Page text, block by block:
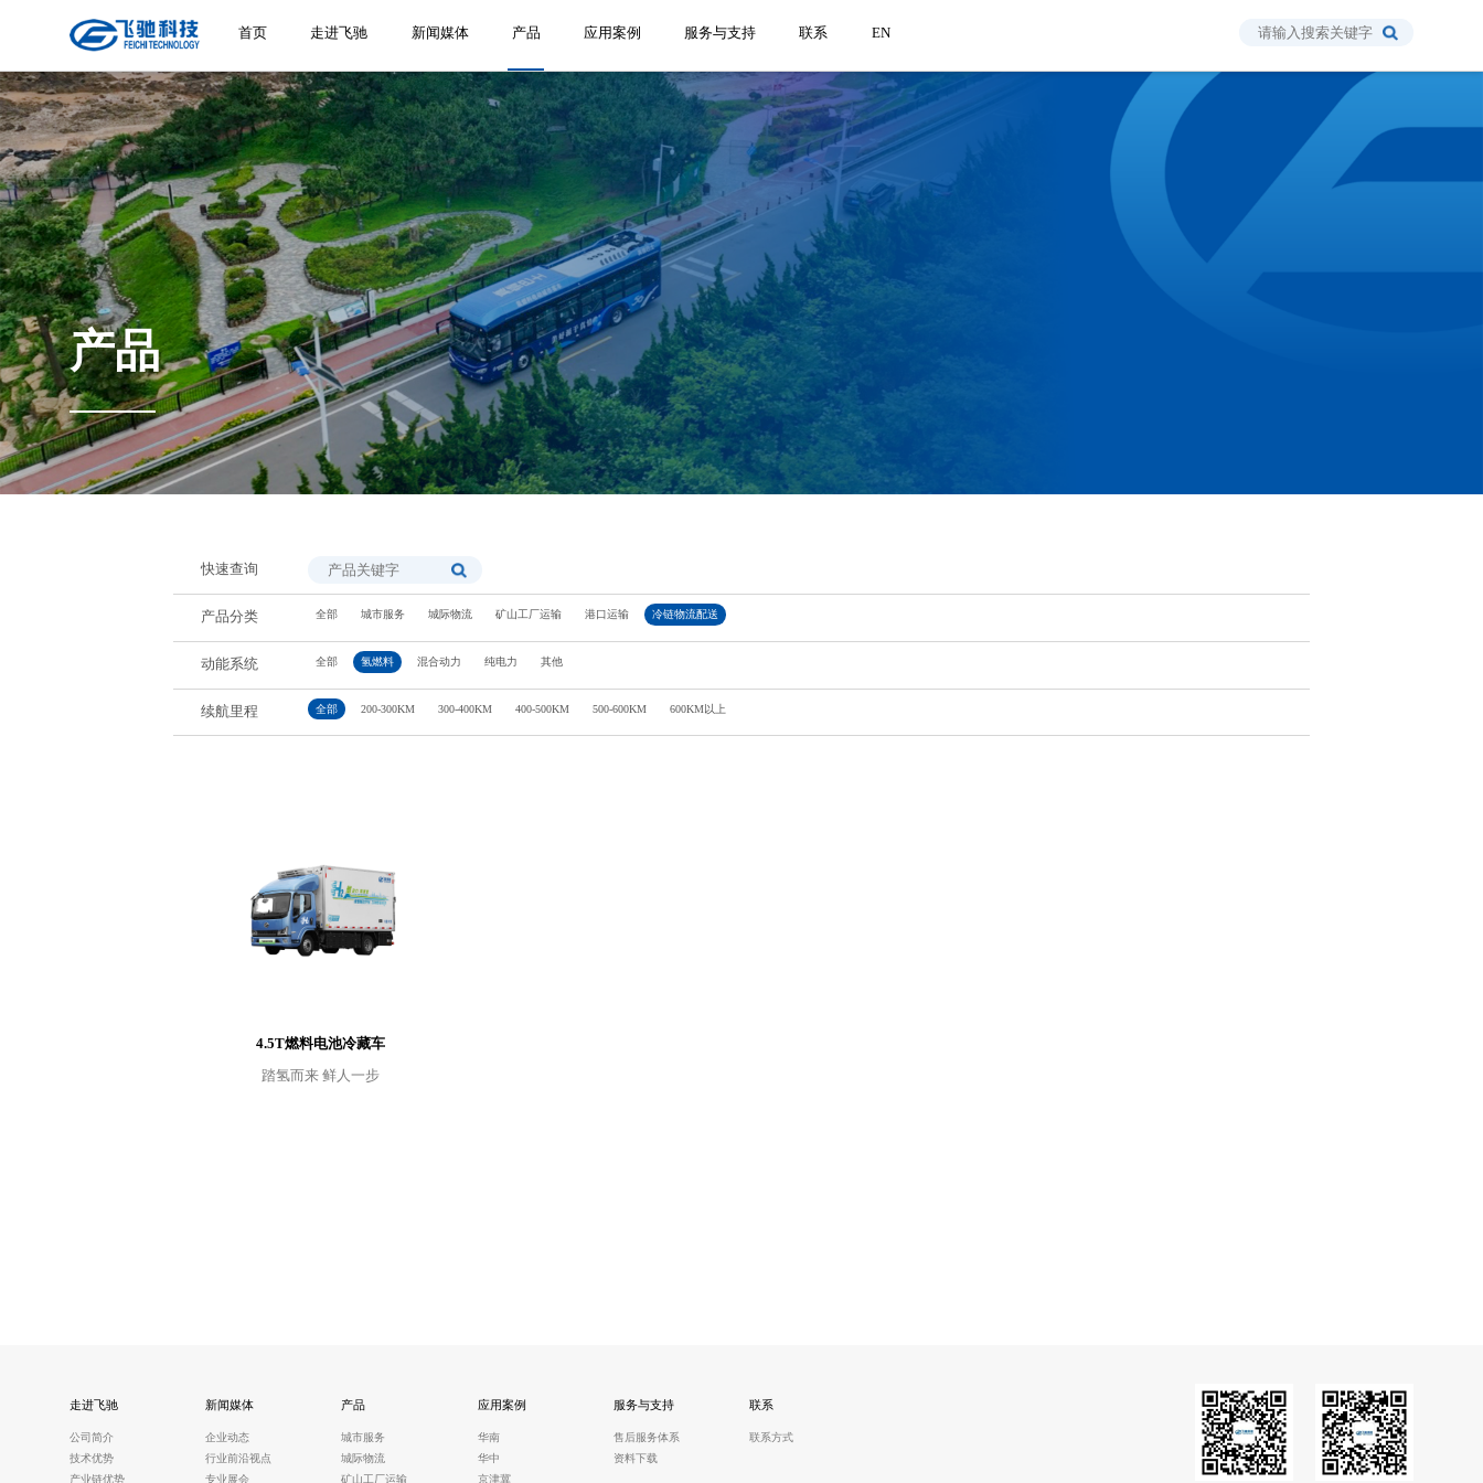
首页 走进飞驰 新闻媒体 产品 应用案例 服务与支持 联系 EN
产品
快速查询
产品分类 全部 城市服务 城际物流 矿山工厂运输 港口运输 冷链物流配送
动能系统 全部 氢燃料 混合动力 纯电力 其他
续航里程 全部 200-300KM 300-400KM 400-500KM 500-600KM 600KM以上
4.5T燃料电池冷藏车
踏氢而来 鲜人一步
走进飞驰
公司简介
技术优势
产业链优势
新闻媒体
企业动态
行业前沿视点
专业展会
产品
城市服务
城际物流
矿山工厂运输
应用案例
华南
华中
京津冀
服务与支持
售后服务体系
资料下载
联系
联系方式